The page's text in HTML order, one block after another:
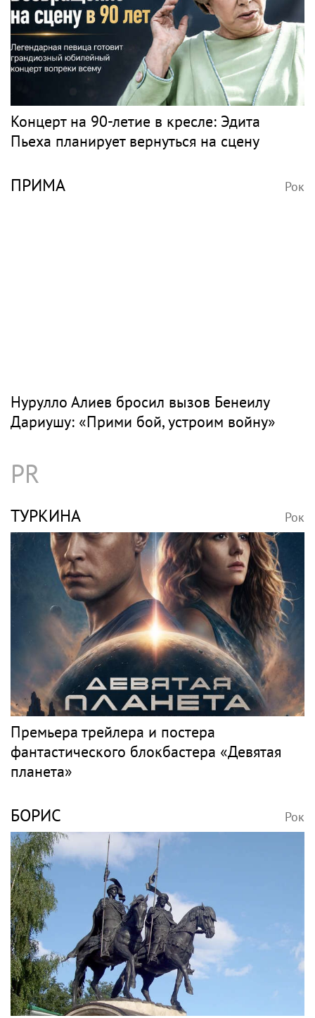
Концерт на 90-летие в кресле: Эдита
Пьеха планирует вернуться на сцену
ПРИМА Рок
Нурулло Алиев бросил вызов Бенеилу
Дариушу: «Прими бой, устроим войну»
PR
ТУРКИНА Рок
Премьера трейлера и постера
фантастического блокбастера «Девятая
планета»
БОРИС Рок